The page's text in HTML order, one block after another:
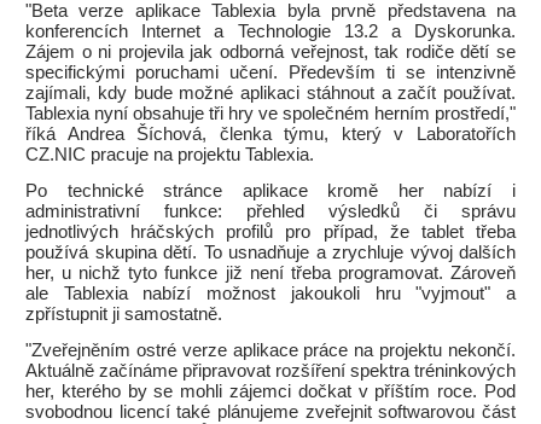
"Beta verze aplikace Tablexia byla prvně představena na
konferencích Internet a Technologie 13.2 a Dyskorunka.
Zájem o ni projevila jak odborná veřejnost, tak rodiče dětí se
specifickými poruchami učení. Především ti se intenzivně
zajímali, kdy bude možné aplikaci stáhnout a začít používat.
Tablexia nyní obsahuje tři hry ve společném herním prostředí,"
říká Andrea Šíchová, členka týmu, který v Laboratořích
CZ.NIC pracuje na projektu Tablexia.
Po technické stránce aplikace kromě her nabízí i
administrativní funkce: přehled výsledků či správu
jednotlivých hráčských profilů pro případ, že tablet třeba
používá skupina dětí. To usnadňuje a zrychluje vývoj dalších
her, u nichž tyto funkce již není třeba programovat. Zároveň
ale Tablexia nabízí možnost jakoukoli hru "vyjmout" a
zpřístupnit ji samostatně.
"Zveřejněním ostré verze aplikace práce na projektu nekončí.
Aktuálně začínáme připravovat rozšíření spektra tréninkových
her, kterého by se mohli zájemci dočkat v příštím roce. Pod
svobodnou licencí také plánujeme zveřejnit softwarovou část